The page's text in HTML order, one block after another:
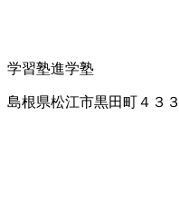
学習塾進学塾
島根県松江市黒田町４３３